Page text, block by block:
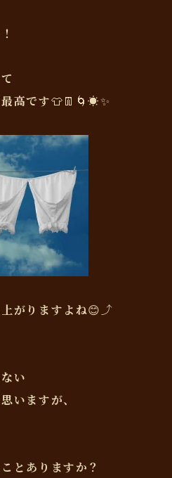
高です👕👖🌀☀✨
がりますよね😊⤴︎
い
いますが、
とありますか？